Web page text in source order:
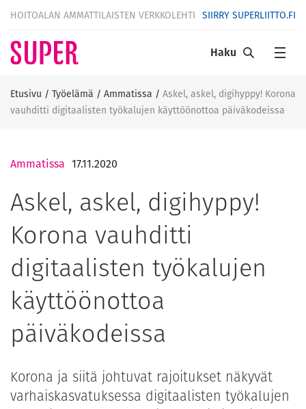
HOITOALAN AMMATTILAISTEN VERKKOLEHTI SIIRRY SUPERLIITTO.FI
Haku
Etusivu / Työelämä / Ammatissa / Askel, askel, digihyppy! Korona
vauhditti digitaalisten työkalujen käyttöönottoa päiväkodeissa
Ammatissa 17.11.2020
Askel, askel, digihyppy!
Korona vauhditti
digitaalisten työkalujen
käyttöönottoa
päiväkodeissa
Korona ja siitä johtuvat rajoitukset näkyvät
varhaiskasvatuksessa digitaalisten työkalujen